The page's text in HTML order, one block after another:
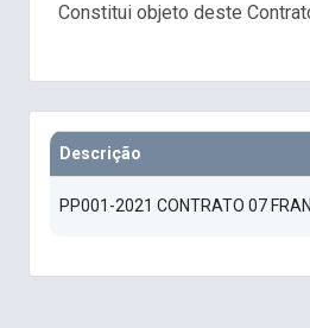
Constitui objeto deste
Descrição
PP001-2021 CONTRATO 07